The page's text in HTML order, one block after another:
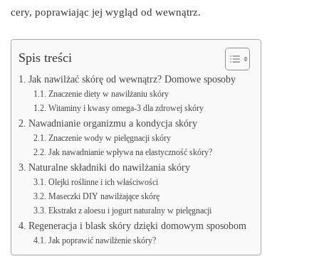
cery, poprawiając jej wygląd od wewnątrz.
Spis treści
Jak nawilżać skórę od wewnątrz? Domowe sposoby
Znaczenie diety w nawilżaniu skóry
Witaminy i kwasy omega-3 dla zdrowej skóry
Nawadnianie organizmu a kondycja skóry
Znaczenie wody w pielęgnacji skóry
Jak nawadnianie wpływa na elastyczność skóry?
Naturalne składniki do nawilżania skóry
Olejki roślinne i ich właściwości
Maseczki DIY nawilżające skórę
Ekstrakt z aloesu i jogurt naturalny w pielęgnacji
Regeneracja i blask skóry dzięki domowym sposobom
Jak poprawić nawilżenie skóry?